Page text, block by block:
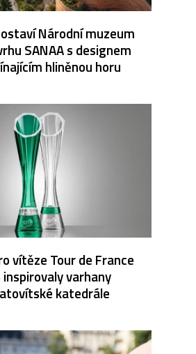
Národní muzeum
SANAA s designem
hliněnou horu
vítěze Tour de France
varhany
katedrále